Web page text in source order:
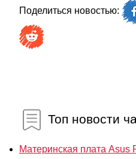
Поделиться новостью:
Топ новости
Материнская плата Asus